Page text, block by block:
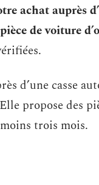
achat auprès
de voiture
d’une casse
propose des
trois mois.